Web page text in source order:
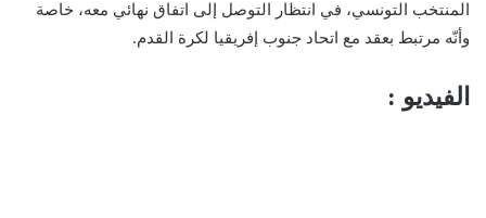
المنتخب التونسي، في انتظار التوصل إلى اتفاق نهائي معه، خاصة
وأنّه مرتبط بعقد مع اتحاد جنوب إفريقيا لكرة القدم.
الفيديو :